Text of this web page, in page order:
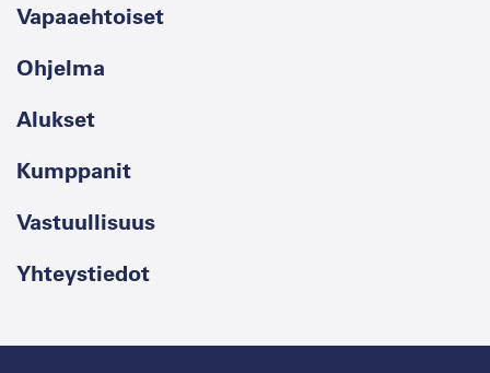
Vapaaehtoiset
Ohjelma
Alukset
Kumppanit
Vastuullisuus
Yhteystiedot